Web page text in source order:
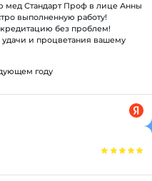
мед Стандарт Проф в лице Анны
выполненную работу!
без проблем!
и процветания вашему
году